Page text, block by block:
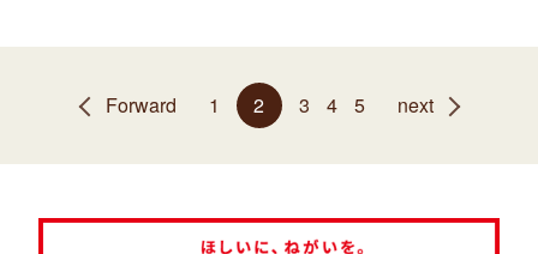
Forward 1 2 3 4 5 next